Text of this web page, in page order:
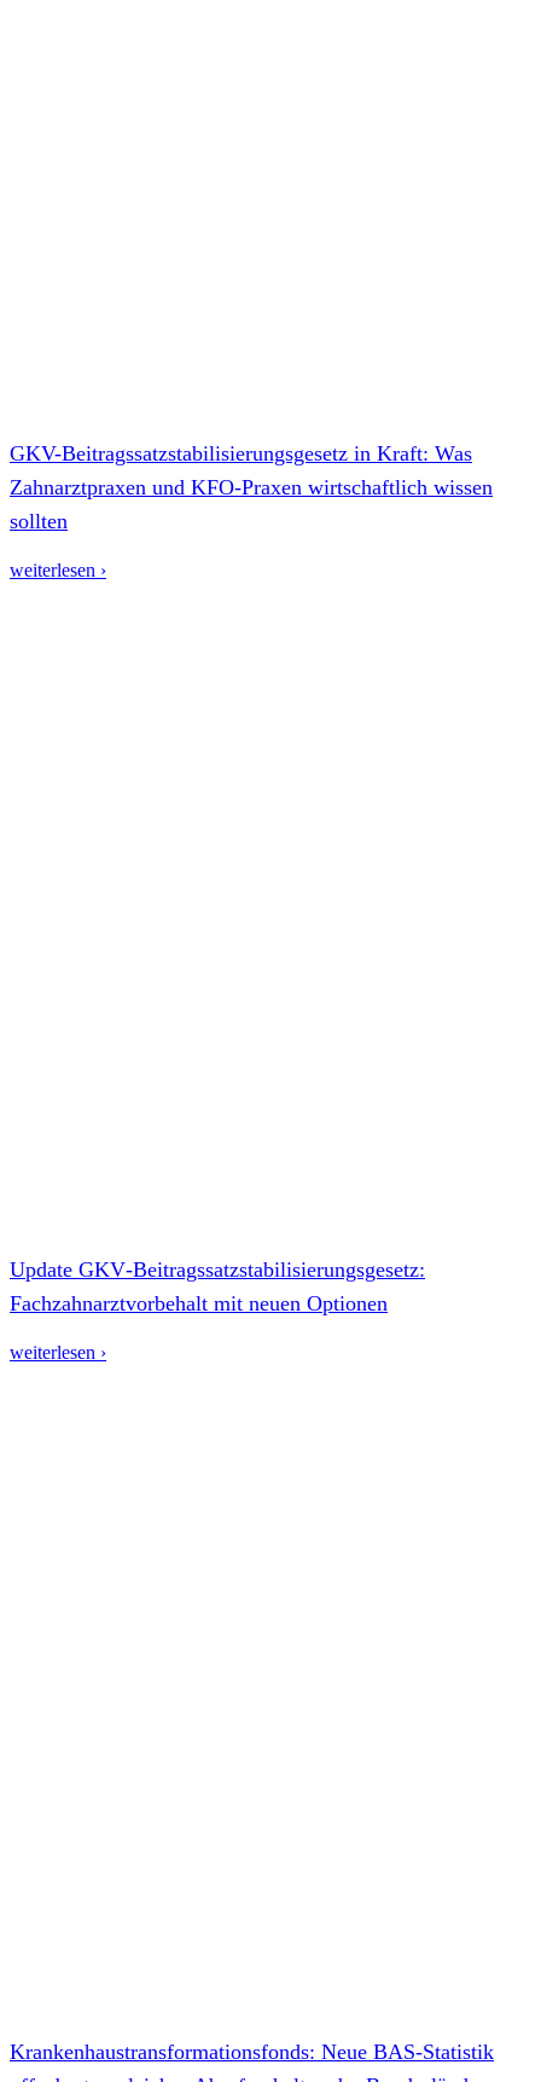
GKV-Beitragssatzstabilisierungsgesetz in Kraft: Was
Zahnarztpraxen und KFO-Praxen wirtschaftlich wissen
sollten
weiterlesen ›
Update GKV‑Beitragssatzstabilisierungsgesetz:
Fachzahnarztvorbehalt mit neuen Optionen
weiterlesen ›
Krankenhaustransformationsfonds: Neue BAS-Statistik